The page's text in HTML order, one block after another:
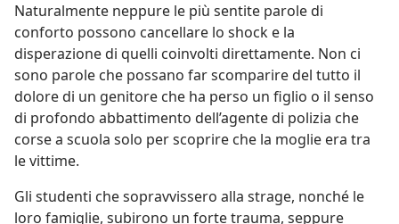
Naturalmente neppure le più sentite parole di
conforto possono cancellare lo shock e la
disperazione di quelli coinvolti direttamente. Non ci
sono parole che possano far scomparire del tutto il
dolore di un genitore che ha perso un figlio o il senso
di profondo abbattimento dell’agente di polizia che
corse a scuola solo per scoprire che la moglie era tra
le vittime.
Gli studenti che sopravvissero alla strage, nonché le
loro famiglie, subirono un forte trauma, seppure